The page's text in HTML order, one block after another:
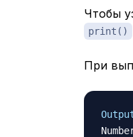
Чтобы
print()
При